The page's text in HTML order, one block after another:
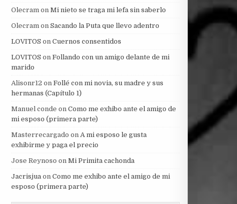
Olecram onMi nieto se traga mi lefa sin saberlo
Olecram onSacando la Puta que llevo adentro
LOVITOS onCuernos consentidos
LOVITOS onFollando con un amigo delante de mi
marido
Alisonr12 onFollé con mi novia, su madre y sus
hermanas (Capítulo 1)
Manuel conde onComo me exhibo ante el amigo de
mi esposo (primera parte)
Masterrecargado on A mi esposo le gusta
exhibirme y paga el precio
Jose Reynoso onMi Primita cachonda
Jacrisjua onComo me exhibo ante el amigo de mi
esposo (primera parte)